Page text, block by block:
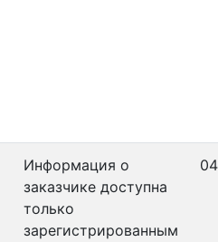
Информация о
заказчике доступна
только
зарегистрированным